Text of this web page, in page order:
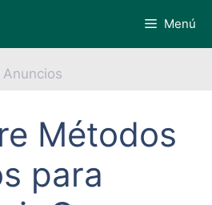
Menú
Anuncios
Métodos
para